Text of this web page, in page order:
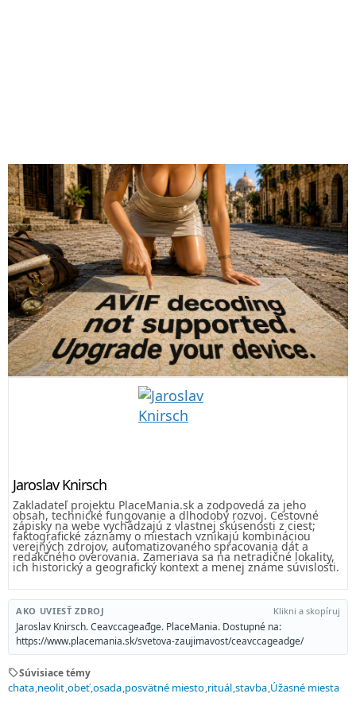
Jaroslav Knirsch
Zakladateľ projektu PlaceMania.sk a zodpovedá za jeho
obsah, technické fungovanie a dlhodobý rozvoj. Cestovné
zápisky na webe vychádzajú z vlastnej skúsenosti z ciest;
faktografické záznamy o miestach vznikajú kombináciou
verejných zdrojov, automatizovaného spracovania dát a
redakčného overovania. Zameriava sa na netradičné lokality,
ich historický a geografický kontext a menej známe súvislosti.
AKO UVIESŤ ZDROJ Klikni a skopíruj
Jaroslav Knirsch. Ceavccageađge. PlaceMania. Dostupné na:
https://www.placemania.sk/svetova-zaujimavost/ceavccageadge/
sellSúvisiace témy
chata neolit obeť osada posvätné miesto rituál stavba Úžasné miesta